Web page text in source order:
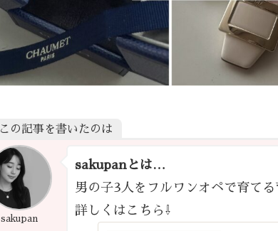
この記事を書いたのは
sakupan
sakupanとは…
男の子3人をフルワンオペで育てる
詳しくはこちら⇩